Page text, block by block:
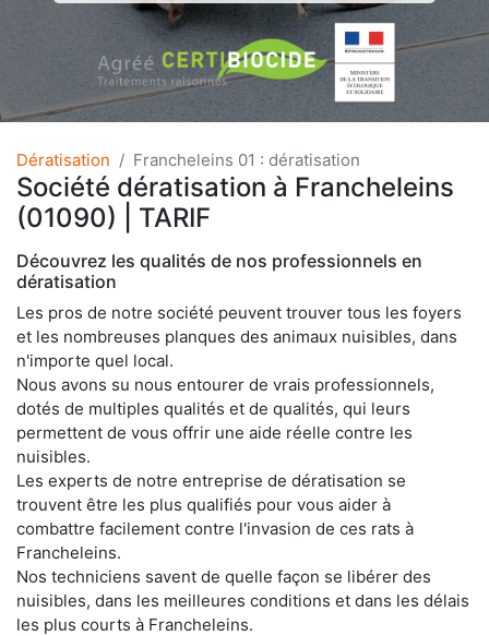
Dératisation Francheleins 01 : dératisation
Société dératisation à Francheleins
(01090) | TARIF
Découvrez les qualités de nos professionnels en
dératisation
Les pros de notre société peuvent trouver tous les foyers
et les nombreuses planques des animaux nuisibles, dans
n'importe quel local.
Nous avons su nous entourer de vrais professionnels,
dotés de multiples qualités et de qualités, qui leurs
permettent de vous offrir une aide réelle contre les
nuisibles.
Les experts de notre entreprise de dératisation se
trouvent être les plus qualifiés pour vous aider à
combattre facilement contre l'invasion de ces rats à
Francheleins.
Nos techniciens savent de quelle façon se libérer des
nuisibles, dans les meilleures conditions et dans les délais
les plus courts à Francheleins.